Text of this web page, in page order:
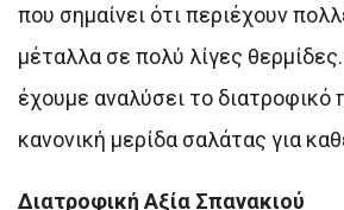
που σημαίνει ότι περιέχουν
μέταλλα σε πολύ λίγες
έχουμε αναλύσει το διατροφικό
κανονική μερίδα σαλάτας για
Διατροφική Αξία Σπανακιού